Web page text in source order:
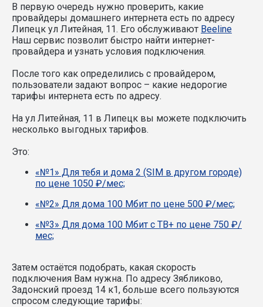
В первую очередь нужно проверить, какие
провайдеры домашнего интернета есть по адресу
Липецк ул Литейная, 11. Его обслуживают Beeline
Наш сервис позволит быстро найти интернет-
провайдера и узнать условия подключения.
После того как определились с провайдером,
пользователи задают вопрос – какие недорогие
тарифы интернета есть по адресу.
На ул Литейная, 11 в Липецк вы можете подключить
несколько выгодных тарифов.
Это:
«№1» Для тебя и дома 2 (SIM в другом городе)
по цене 1050 ₽/мес;
«№2» Для дома 100 Мбит по цене 500 ₽/мес;
«№3» Для дома 100 Мбит с ТВ+ по цене 750 ₽/
мес;
Затем остаётся подобрать, какая скорость
подключения Вам нужна. По адресу Зябликово,
Задонский проезд 14 к1, больше всего пользуются
спросом следующие тарифы: